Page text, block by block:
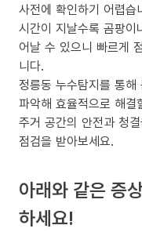
사전에 확인하기 어렵습
시간이 지날수록 곰팡
어날 수 있으니 빠르게
니다.
정릉동 누수탐지를 통
파악해 효율적으로 해결
주거 공간의 안전과 청
점검을 받아보세요.
아래와 같은 증
하세요!